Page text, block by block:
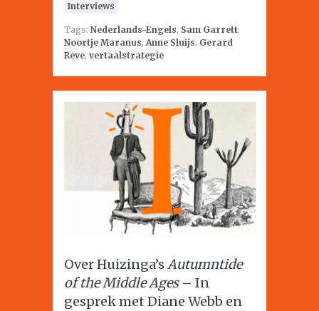
Interviews
Tags: Nederlands-Engels, Sam Garrett,
Noortje Maranus, Anne Sluijs, Gerard
Reve, vertaalstrategie
Over Huizinga’s Autumntide
of the Middle Ages– In
gesprek met Diane Webb en